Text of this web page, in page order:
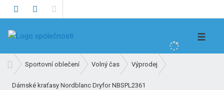
h
e
☰
v
o
Sportovní oblečení Volný čas Výprodej
Dámské kraťasy Nordblanc Dryfor NBSPL2361